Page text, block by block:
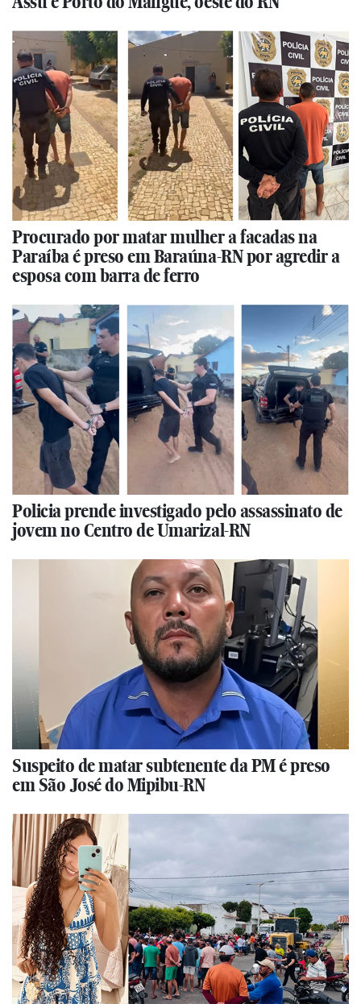
Procurado por matar mulher a facadas na
Paraíba é preso em Baraúna-RN por agredir a
esposa com barra de ferro
Policia prende investigado pelo assassinato de
jovem no Centro de Umarizal-RN
Suspeito de matar subtenente da PM é preso
em São José do Mipibu-RN